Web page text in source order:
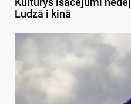
Kulturys īsacejumi
Ludzā i kinā